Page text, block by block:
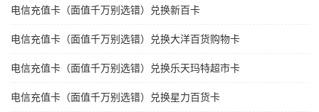
电信充值卡（面值千万别选错）兑换新百卡
电信充值卡（面值千万别选错）兑换大洋百货购物卡
电信充值卡（面值千万别选错）兑换乐天玛特超市卡
电信充值卡（面值千万别选错）兑换星力百货卡